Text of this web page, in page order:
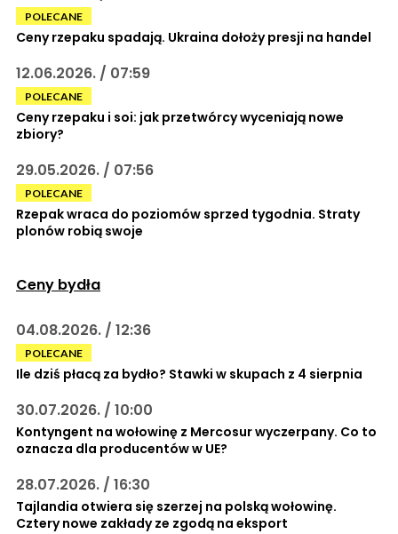
POLECANE
Ceny rzepaku spadają. Ukraina dołoży presji na handel
POLECANE
Ceny rzepaku i soi: jak przetwórcy wyceniają nowe
zbiory?
12.06.2026. / 07:59
POLECANE
Rzepak wraca do poziomów sprzed tygodnia. Straty
plonów robią swoje
29.05.2026. / 07:56
Ceny bydła
POLECANE
Ile dziś płacą za bydło? Stawki w skupach z 4 sierpnia
04.08.2026. / 12:36
Kontyngent na wołowinę z Mercosur wyczerpany. Co to
oznacza dla producentów w UE?
30.07.2026. / 10:00
Tajlandia otwiera się szerzej na polską wołowinę.
Cztery nowe zakłady ze zgodą na eksport
28.07.2026. / 16:30